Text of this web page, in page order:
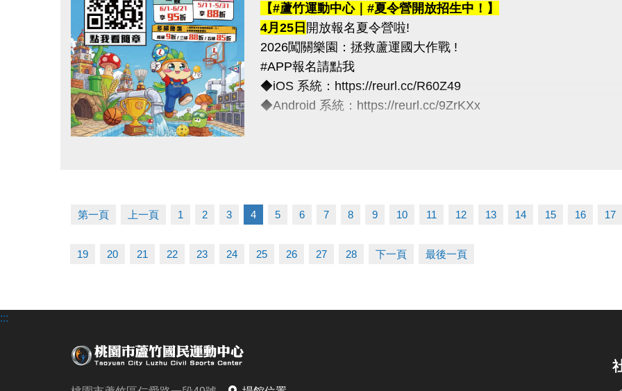
【#注意事項】
（一）報名請攜帶身分證為憑，若兩位選手年紀組別不同，採年
（二）比賽當日報到請出示身分證或健保卡，以備查核。
（三）超過比賽時間 3 分鐘未出賽者，以棄權論（以大會掛鐘為
（四）為使比賽順利進行，大會有權調度場地安排及出場順序，
（五）主辦單位保有延期舉辦比賽、調整場地及最終解釋等權利。
注意事項
※包班課不在此優惠，登記時需先收費
※每位學生報名後課堂不得超過30堂(含現有課單)
※每期課程須於3個月內完成，逾期視同放棄(依定型化契約為主)
※以上方案不可共用或轉為他人授課
----------------------------
-FB : 桃園市蘆竹國民運動中心
-IG : @luzhusports
【#蘆竹運動中心｜#夏令營開放招生中！】
4月25日 開放報名夏令營啦!
2026闖關樂園：拯救蘆運國大作戰 !
#APP報名請點我
◆iOS 系統：https://reurl.cc/R60Z49
◆Android 系統：https://reurl.cc/9ZrKXx
一般-----6/1至6/21享95折
多梯優惠---兩梯9折/三梯88折/五梯85折
◆泳力試煉營
第一頁 上一頁 1 2 3 4 5 6 7 8 9 10 11 12 13 14 15 16 17
19 20 21 22 23 24 25 26 27 28 下一頁 最後一頁
:::